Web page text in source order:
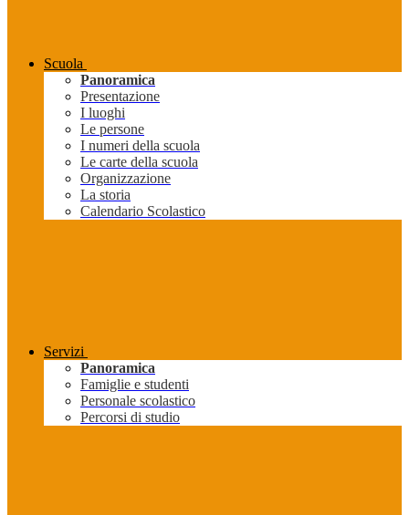
Scuola
Panoramica
Presentazione
I luoghi
Le persone
I numeri della scuola
Le carte della scuola
Organizzazione
La storia
Calendario Scolastico
Servizi
Panoramica
Famiglie e studenti
Personale scolastico
Percorsi di studio